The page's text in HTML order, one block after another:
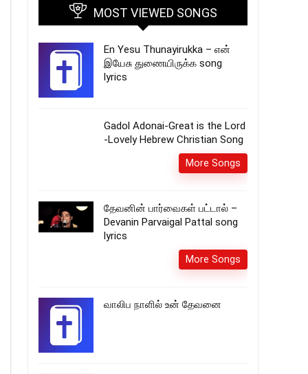
MOST VIEWED SONGS
En Yesu Thunayirukka – என்
இயேசு துணையிருக்க song
lyrics
Gadol Adonai-Great is the Lord
-Lovely Hebrew Christian Song
More Songs
தேவனின் பார்வைகள் பட்டால் –
Devanin Parvaigal Pattal song
lyrics
More Songs
வாலிப நாளில் உன் தேவனை